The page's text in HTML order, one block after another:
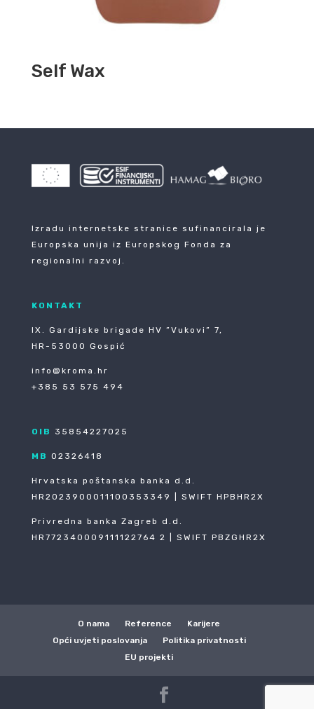
Self Wax
Izradu internetske stranice sufinancirala je
Europska unija iz Europskog Fonda za
regionalni razvoj.
KONTAKT
IX. Gardijske brigade HV ”Vukovi” 7,
HR-53000 Gospić
info@kroma.hr
+385 53 575 494
OIB 35854227025
MB 02326418
Hrvatska poštanska banka d.d.
HR2023900011100353349 | SWIFT HPBHR2X
Privredna banka Zagreb d.d.
HR772340009111122764 2 | SWIFT PBZGHR2X
O nama Reference
Karijere
Opći uvjeti poslovanja
Politika privatnosti
EU projekti